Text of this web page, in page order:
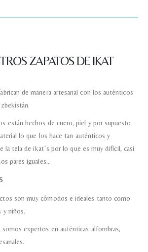
ZAPATOS DE IKAT
de manera artesanal con los auténticos
están hechos de cuero, piel y por supuesto
lo que los hace tan auténticos y
la tela de ikat´s por lo que es muy difícil, casi
pares iguales…
son muy cómodos e ideales tanto como
y niños.
somos expertos en auténticas alfombras,